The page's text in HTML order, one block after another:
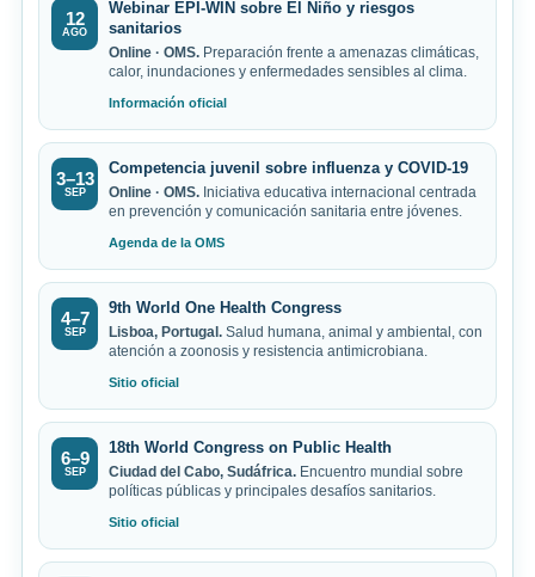
12
AGO
Webinar EPI-WIN sobre El Niño y riesgos
sanitarios
Online · OMS. Preparación frente a amenazas climáticas,
calor, inundaciones y enfermedades sensibles al clima.
Información oficial
3–13
SEP
Competencia juvenil sobre influenza y COVID-19
Online · OMS. Iniciativa educativa internacional centrada
en prevención y comunicación sanitaria entre jóvenes.
Agenda de la OMS
4–7
SEP
9th World One Health Congress
Lisboa, Portugal. Salud humana, animal y ambiental, con
atención a zoonosis y resistencia antimicrobiana.
Sitio oficial
6–9
SEP
18th World Congress on Public Health
Ciudad del Cabo, Sudáfrica. Encuentro mundial sobre
políticas públicas y principales desafíos sanitarios.
Sitio oficial